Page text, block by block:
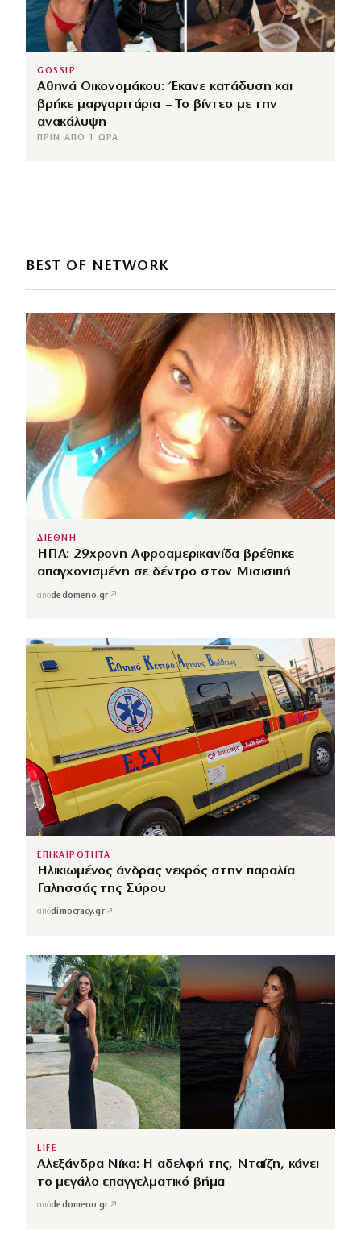
GOSSIP
Αθηνά Οικονομάκου: Έκανε κατάδυση και
βρήκε μαργαριτάρια – Το βίντεο με την
ανακάλυψη
ΠΡΙΝ ΑΠΌ 1 ΏΡΑ
BEST OF NETWORK
ΔΙΕΘΝΗ
ΗΠΑ: 29χρονη Αφροαμερικανίδα βρέθηκε
απαγχονισμένη σε δέντρο στον Μισισιπή
απόdedomeno.gr ↗
ΕΠΙΚΑΙΡΟΤΗΤΑ
Ηλικιωμένος άνδρας νεκρός στην παραλία
Γαλησσάς της Σύρου
απόdimocracy.gr↗
LIFE
Αλεξάνδρα Νίκα: Η αδελφή της, Νταίζη, κάνει
το μεγάλο επαγγελματικό βήμα
απόdedomeno.gr ↗